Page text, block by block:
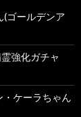
(ゴールデンア
強化ガチャ
ケーラちゃん